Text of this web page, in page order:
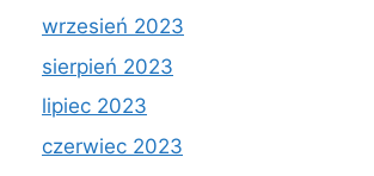
wrzesień 2023
sierpień 2023
lipiec 2023
czerwiec 2023